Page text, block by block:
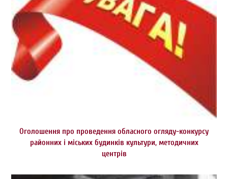
Оголошення про проведення обласного огляду-конкурсу
районних і міських будинків культури, методичних
центрів